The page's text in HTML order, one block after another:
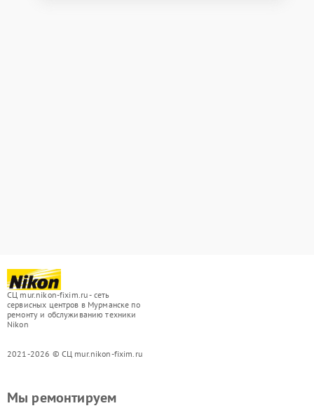
СЦ mur.nikon-fixim.ru - сеть
сервисных центров в Мурманске по
ремонту и обслуживанию техники
Nikon
2021-2026 © СЦ mur.nikon-fixim.ru
Мы ремонтируем